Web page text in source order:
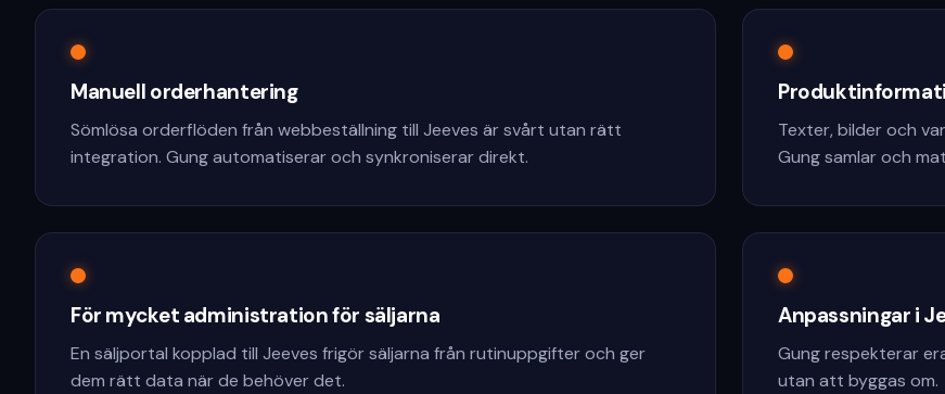
Manuell orderhantering
Sömlösa orderflöden från webbeställning till Jeeves är svårt utan rätt
integration. Gung automatiserar och synkroniserar direkt.
Texter, bilder och
Gung samlar och
För mycket administration för säljarna
En säljportal kopplad till Jeeves frigör säljarna från rutinuppgifter och ger
dem rätt data när de behöver det.
Anpassningar i
Gung respekterar
utan att byggas om.